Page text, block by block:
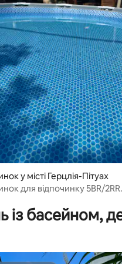
з 5, відгуки: 19
у місті Герцлія-Пітуах
для відпочинку 5BR/2RR
басейном,